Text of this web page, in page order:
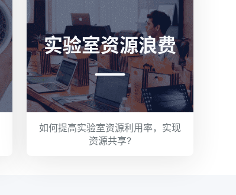
实验室资源浪费
如何提高实验室资源利用率，实现
资源共享?